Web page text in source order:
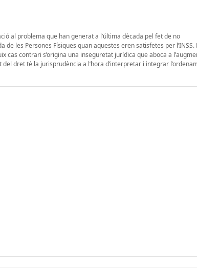
al problema que han generat a l’última dècada pel fet de no
les Persones Físiques quan aquestes eren satisfetes per l’INSS.
contrari s’origina una inseguretat jurídica que aboca a
dret té la jurisprudència a l’hora d’interpretar i integrar